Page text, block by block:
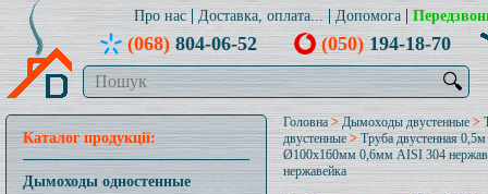
Про нас Доставка, оплата... Допомога
(068)804-06-52 (050)194-18-70
🔍
Каталог продукції:
Дымоходы одностенные
Головна > Дымоходы двустенные >
двустенные>Труба двустенная 0,5м
Ø100x160мм 0,6мм AISI 304
нержавейка